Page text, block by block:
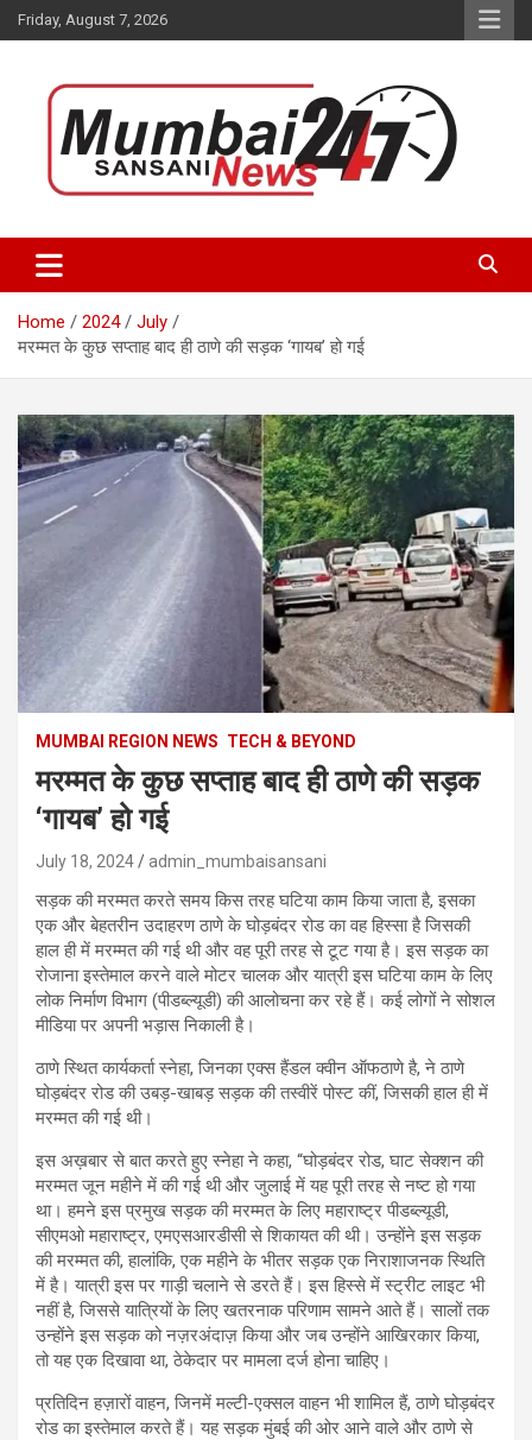
Skip
to
Friday, August 7, 2026
Mumbai Sansani
time updates on recent news around the World.
Home 2024
July
मरम्मत के कुछ सप्ताह बाद ही ठाणे की सड़क ‘गायब’ हो गई
MUMBAI REGION NEWS TECH & BEYOND
मरम्मत के कुछ सप्ताह बाद ही ठाणे की सड़क
‘गायब’ हो गई
July 18, 2024 admin_mumbaisansani
सड़क की मरम्मत करते समय किस तरह घटिया काम किया जाता है, इसका
एक और बेहतरीन उदाहरण ठाणे के घोड़बंदर रोड का वह हिस्सा है जिसकी
हाल ही में मरम्मत की गई थी और वह पूरी तरह से टूट गया है। इस सड़क का
रोजाना इस्तेमाल करने वाले मोटर चालक और यात्री इस घटिया काम के लिए
लोक निर्माण विभाग (पीडब्ल्यूडी) की आलोचना कर रहे हैं। कई लोगों ने सोशल
मीडिया पर अपनी भड़ास निकाली है।
ठाणे स्थित कार्यकर्ता स्नेहा, जिनका एक्स हैंडल क्वीन ऑफठाणे है, ने ठाणे
घोड़बंदर रोड की उबड़-खाबड़ सड़क की तस्वीरें पोस्ट कीं, जिसकी हाल ही में
मरम्मत की गई थी।
इस अख़बार से बात करते हुए स्नेहा ने कहा, “घोड़बंदर रोड, घाट सेक्शन की
मरम्मत जून महीने में की गई थी और जुलाई में यह पूरी तरह से नष्ट हो गया
था। हमने इस प्रमुख सड़क की मरम्मत के लिए महाराष्ट्र पीडब्ल्यूडी,
सीएमओ महाराष्ट्र, एमएसआरडीसी से शिकायत की थी। उन्होंने इस सड़क
की मरम्मत की, हालांकि, एक महीने के भीतर सड़क एक निराशाजनक स्थिति
में है। यात्री इस पर गाड़ी चलाने से डरते हैं। इस हिस्से में स्ट्रीट लाइट भी
नहीं है, जिससे यात्रियों के लिए खतरनाक परिणाम सामने आते हैं। सालों तक
उन्होंने इस सड़क को नज़रअंदाज़ किया और जब उन्होंने आखिरकार किया,
तो यह एक दिखावा था, ठेकेदार पर मामला दर्ज होना चाहिए।
प्रतिदिन हज़ारों वाहन, जिनमें मल्टी-एक्सल वाहन भी शामिल हैं, ठाणे घोड़बंदर
रोड का इस्तेमाल करते हैं। यह सड़क मुंबई की ओर आने वाले और ठाणे से